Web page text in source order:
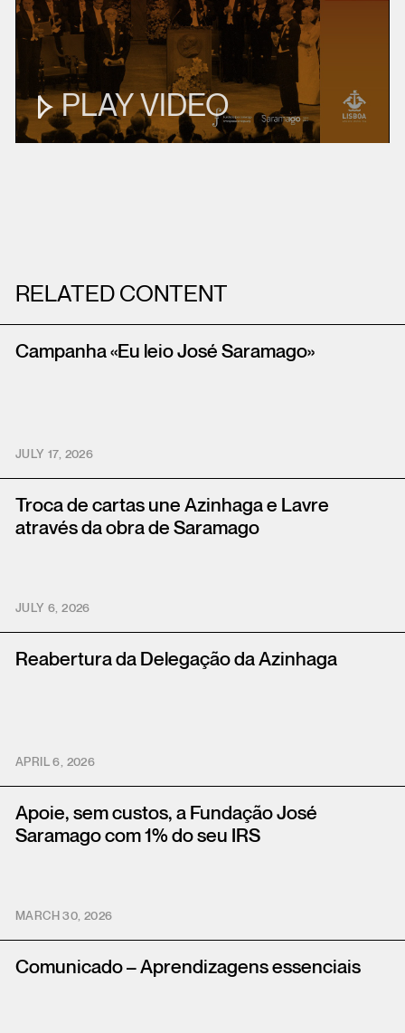
Mute Settings
Play
RELATED CONTENT
Campanha «Eu leio José Saramago»
JULY 17, 2026
Troca de cartas une Azinhaga e Lavre
através da obra de Saramago
JULY 6, 2026
Reabertura da Delegação da Azinhaga
APRIL 6, 2026
Apoie, sem custos, a Fundação José
Saramago com 1% do seu IRS
MARCH 30, 2026
Comunicado – Aprendizagens essenciais